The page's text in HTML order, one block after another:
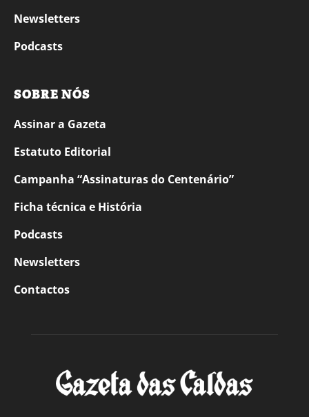
Newsletters
Podcasts
SOBRE NÓS
Assinar a Gazeta
Estatuto Editorial
Campanha “Assinaturas do Centenário”
Ficha técnica e História
Podcasts
Newsletters
Contactos